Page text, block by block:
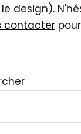
le design).
contacter